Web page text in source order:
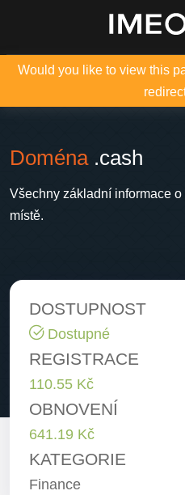
Would you like to view this
Doména.cash
Všechny základní informace
místě.
DOSTUPNOST
Dostupné
REGISTRACE
110.55 Kč
OBNOVENÍ
641.19 Kč
KATEGORIE
Finance